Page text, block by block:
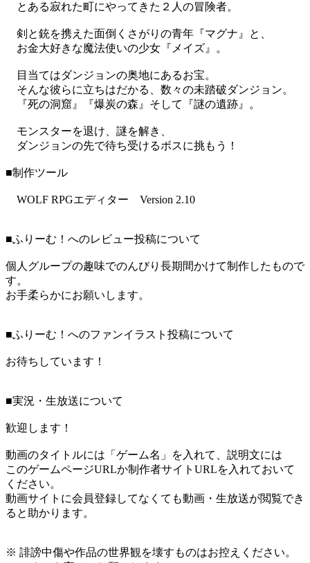
とある寂れた町にやってきた２人の冒険者。
剣と銃を携えた面倒くさがりの青年『マグナ』と、
お金大好きな魔法使いの少女『メイズ』。
目当てはダンジョンの奥地にあるお宝。
そんな彼らに立ちはだかる、数々の未踏破ダンジョン。
『死の洞窟』『爆炭の森』そして『謎の遺跡』。
モンスターを退け、謎を解き、
ダンジョンの先で待ち受けるボスに挑もう！
■制作ツール
WOLF RPGエディター Version 2.10
■ふりーむ！へのレビュー投稿について
個人グループの趣味でのんびり長期間かけて制作したもので
す。
お手柔らかにお願いします。
■ふりーむ！へのファンイラスト投稿について
お待ちしています！
■実況・生放送について
歓迎します！
動画のタイトルには「ゲーム名」を入れて、説明文には
このゲームページURLか制作者サイトURLを入れておいて
ください。
動画サイトに会員登録してなくても動画・生放送が閲覧でき
ると助かります。
※ 誹謗中傷や作品の世界観を壊すものはお控えください。